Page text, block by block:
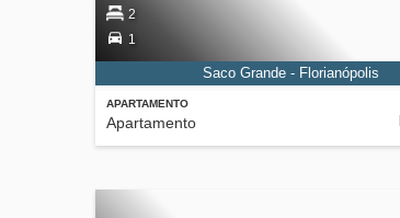
APARTAMENTO
Apartamento
2
1
Saco Grande - Florianópolis